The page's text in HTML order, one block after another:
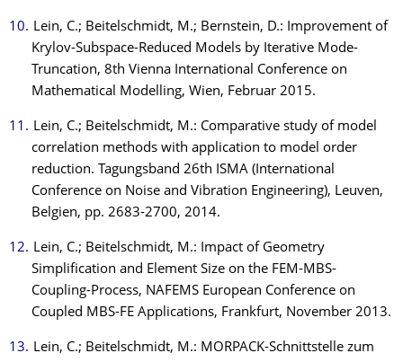
Lein, C.; Beitelschmidt, M.; Bernstein, D.: Improvement of
Krylov-Subspace-Reduced Models by Iterative Mode-
Truncation, 8th Vienna International Conference on
Mathematical Modelling, Wien, Februar 2015.
Lein, C.; Beitelschmidt, M.: Comparative study of model
correlation methods with application to model order
reduction. Tagungsband 26th ISMA (International
Conference on Noise and Vibration Engineering), Leuven,
Belgien, pp. 2683-2700, 2014.
Lein, C.; Beitelschmidt, M.: Impact of Geometry
Simplification and Element Size on the FEM-MBS-
Coupling-Process, NAFEMS European Conference on
Coupled MBS-FE Applications, Frankfurt, November 2013.
Lein, C.; Beitelschmidt, M.: MORPACK-Schnittstelle zum